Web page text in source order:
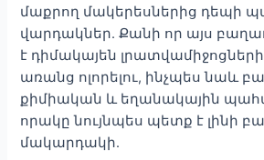
մաքրող մակերեսներից դեպի
վարդակներ. Քանի որ այս
է դիմակայեն
առանց ոլորելու, ինչպես նաև
քիմիական և եղանակային
որակը նույնպես պետք է լինի
մակարդակի.